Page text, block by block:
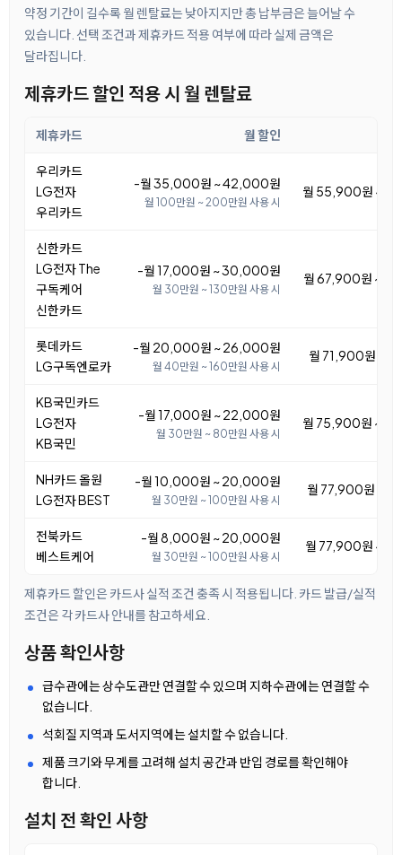
약정 기간이 길수록 월 렌탈료는 낮아지지만 총 납부금은 늘어날 수
있습니다. 선택 조건과 제휴카드 적용 여부에 따라 실제 금액은
달라집니다.
제휴카드 할인 적용 시 월 렌탈료
제휴카드 월 할인
우리카드
LG전자
우리카드
-월 35,000원 ~ 42,000원
월 100만원 ~ 200만원 사용 시
월 55,900원 ~
신한카드
LG전자 The
구독케어
신한카드
-월 17,000원 ~ 30,000원
월 30만원 ~ 130만원 사용 시
월 67,900원 ~
롯데카드
LG구독엔로카
-월 20,000원 ~ 26,000원
월 40만원 ~ 160만원 사용 시
월 71,900원 ~
KB국민카드
LG전자
KB국민
-월 17,000원 ~ 22,000원
월 30만원 ~ 80만원 사용 시
월 75,900원 ~
NH카드 올원
LG전자 BEST
-월 10,000원 ~ 20,000원
월 30만원 ~ 100만원 사용 시
월 77,900원 ~
전북카드
베스트케어
-월 8,000원 ~ 20,000원
월 30만원 ~ 100만원 사용 시
월 77,900원 ~
제휴카드 할인은 카드사 실적 조건 충족 시 적용됩니다. 카드 발급/실적
조건은 각 카드사 안내를 참고하세요.
상품 확인사항
급수관에는 상수도관만 연결할 수 있으며 지하수관에는 연결할 수
없습니다.
석회질 지역과 도서지역에는 설치할 수 없습니다.
제품 크기와 무게를 고려해 설치 공간과 반입 경로를 확인해야
합니다.
설치 전 확인 사항